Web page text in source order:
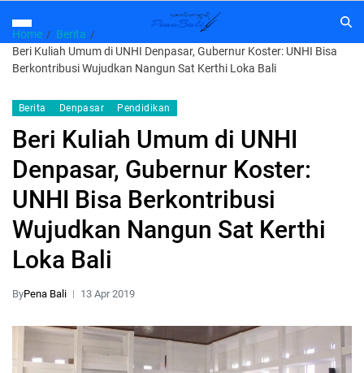
Home
Berita
Beri Kuliah Umum di UNHI Denpasar, Gubernur Koster: UNHI Bisa
Berkontribusi Wujudkan Nangun Sat Kerthi Loka Bali
Berita Denpasar Pendidikan
Beri Kuliah Umum di UNHI
Denpasar, Gubernur Koster:
UNHI Bisa Berkontribusi
Wujudkan Nangun Sat Kerthi
Loka Bali
ByPena Bali 13 Apr 2019